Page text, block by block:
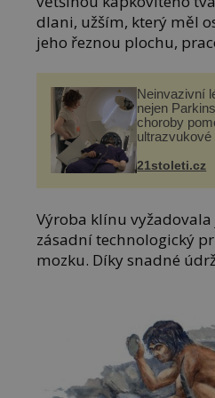
dlani, užším, který měl
jeho řeznou plochu,
Neinvazivní
nejen
choroby
ultrazvukové
21stoleti.cz
Výroba klínu
zásadní technologický
mozku. Díky snadné